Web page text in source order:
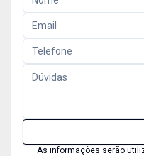
As informações serão